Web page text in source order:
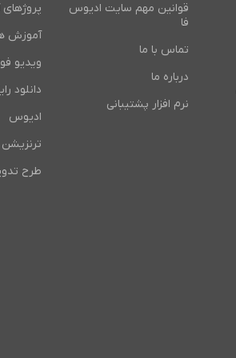
قوانین مهم سایت ادیوس
فا
تماس با ما
درباره ما
نرم افزار پشتیبانی
آموزش
ویدیو
دانلود
ادیوس
طرح